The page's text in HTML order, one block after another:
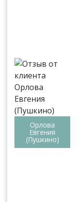
Орлова
Евгения
(Пушкино)